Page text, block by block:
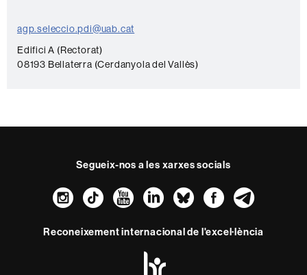
c
t
e
agp.seleccio.pdi@uab.cat
Edifici A (Rectorat)
08193 Bellaterra (Cerdanyola del Vallès)
Segueix-nos a les xarxes socials
Instagram
TikTokYouTube
LinkedIn
Bluesky
Reconeixement internacional de l'excel·lència